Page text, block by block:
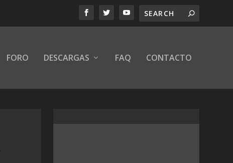
FORO DESCARGAS FAQ CONTACTO